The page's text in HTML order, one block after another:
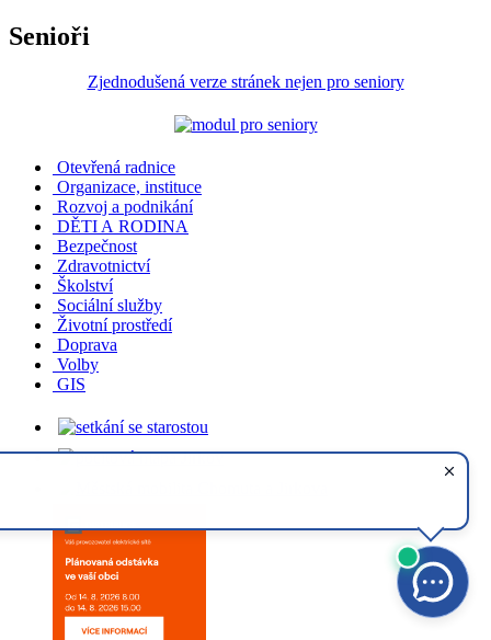
Senioři
Zjednodušená verze stránek nejen pro seniory
Otevřená radnice
Organizace, instituce
Rozvoj a podnikání
DĚTI A RODINA
Bezpečnost
Zdravotnictví
Školství
Sociální služby
Životní prostředí
Doprava
Volby
GIS